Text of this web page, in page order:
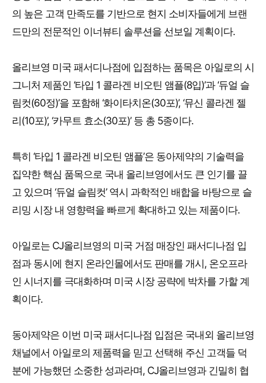
의 높은 고객 만족도를 기반으로 현지 소비자들에게 브랜
드만의 전문적인 이너뷰티 솔루션을 선보일 계획이다.
올리브영 미국 패서디나점에 입점하는 품목은 아일로의 시
그니처 제품인 ‘타입 1 콜라겐 비오틴 앰플(8입)’과 ‘듀얼 슬
림컷(60정)’을 포함해 ‘화이타치온(30포)’, ‘뮤신 콜라겐 젤
리(10포)’, ‘카무트 효소(30포)’ 등 총 5종이다.
특히 ‘타입 1 콜라겐 비오틴 앰플’은 동아제약의 기술력을
집약한 핵심 품목으로 국내 올리브영에서도 큰 인기를 끌
고 있으며 ‘듀얼 슬림컷’ 역시 과학적인 배합을 바탕으로 슬
리밍 시장 내 영향력을 빠르게 확대하고 있는 제품이다.
아일로는 CJ올리브영의 미국 거점 매장인 패서디나점 입
점과 동시에 현지 온라인몰에서도 판매를 개시, 온오프라
인 시너지를 극대화하며 미국 시장 공략에 박차를 가할 계
획이다.
동아제약은 이번 미국 패서디나점 입점은 국내외 올리브영
채널에서 아일로의 제품력을 믿고 선택해 주신 고객들 덕
분에 가능했던 소중한 성과라며, CJ올리브영과 긴밀히 협